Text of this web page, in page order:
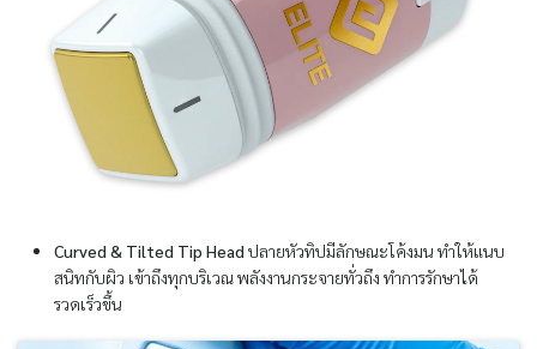
Curved & Tilted Tip Head ปลายหัวทิปมีลักษณะโค้งมน ทำให้แนบ
สนิทกับผิว เข้าถึงทุกบริเวณ พลังงานกระจายทั่วถึง ทำการรักษาได้
รวดเร็วขึ้น